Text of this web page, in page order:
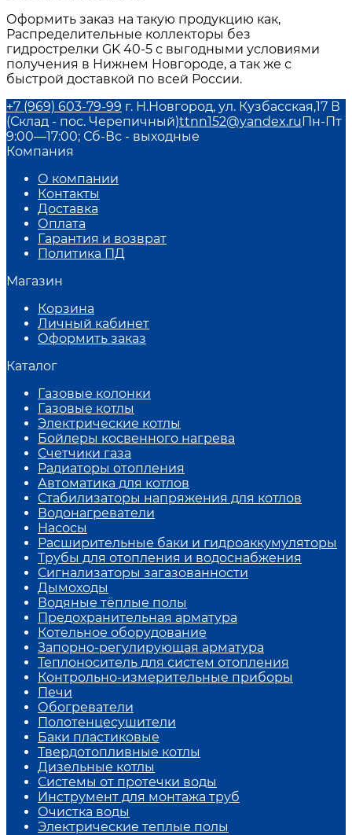
Оформить заказ на такую продукцию как,
Распределительные коллекторы без
гидрострелки GK 40-5 с выгодными условиями
получения в Нижнем Новгороде, а так же с
быстрой доставкой по всей России.
+7 (969) 603-79-99 г. Н.Новгород, ул. Кузбасская,17 В
(Склад - пос. Черепичный)ttnn152@yandex.ruПн-Пт
9:00—17:00; Сб-Вс - выходные
Компания
О компании
Контакты
Доставка
Оплата
Гарантия и возврат
Политика ПД
Магазин
Корзина
Личный кабинет
Оформить заказ
Каталог
Газовые колонки
Газовые котлы
Электрические котлы
Бойлеры косвенного нагрева
Счетчики газа
Радиаторы отопления
Автоматика для котлов
Стабилизаторы напряжения для котлов
Водонагреватели
Насосы
Расширительные баки и гидроаккумуляторы
Трубы для отопления и водоснабжения
Сигнализаторы загазованности
Дымоходы
Водяные тёплые полы
Предохранительная арматура
Котельное оборудование
Запорно-регулирующая арматура
Теплоноситель для систем отопления
Контрольно-измерительные приборы
Печи
Обогреватели
Полотенцесушители
Баки пластиковые
Твердотопливные котлы
Дизельные котлы
Системы от протечки воды
Инструмент для монтажа труб
Очистка воды
Электрические теплые полы